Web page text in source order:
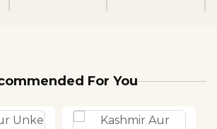
For You